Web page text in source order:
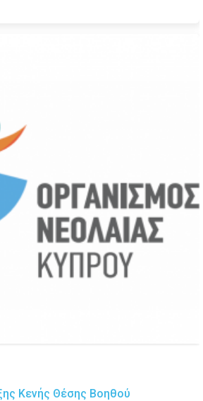
Κενής Θέσης Βοηθού